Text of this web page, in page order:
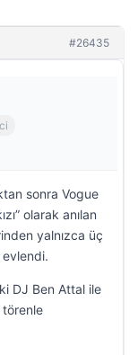
#26435
sonra Vogue
olarak anılan
yalnızca üç
DJ Ben Attal ile
törenle